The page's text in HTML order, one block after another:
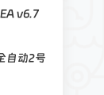
v6.7
自动2号